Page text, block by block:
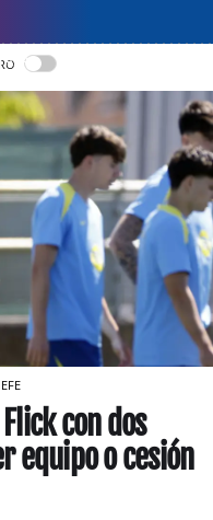
EFE
con dos
equipo o cesión